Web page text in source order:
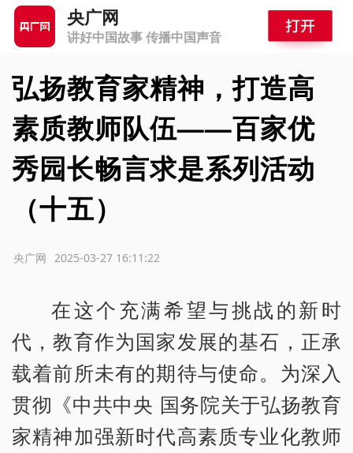
央广网
讲好中国故事 传播中国声音
弘扬教育家精神，打造高
素质教师队伍——百家优
秀园长畅言求是系列活动
（十五）
2025-03-27 16:11:22
央广网
在这个充满希望与挑战的新时
代，教育作为国家发展的基石，正承
载着前所未有的期待与使命。为深入
贯彻《中共中央 国务院关于弘扬教育
家精神加强新时代高素质专业化教师